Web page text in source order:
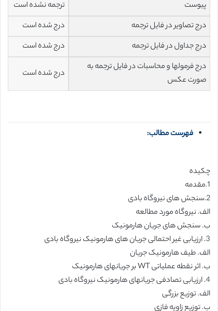
پیوست
ترجمه نشده است
درج تصاویر در فایل ترجمه
درج شده است
درج جداول در فایل ترجمه
درج شده است
درج فرمولها و محاسبات در فایل ترجمه به
صورت عکس
درج شده است
فهرست مطالب:
چکیده
1.مقدمه
2.سنجش های نیروگاه بادی
الف. نیروگاه مورد مطالعه
ب. سنجش های جریان هارمونیک
3. ارزیابی غیر احتمالی جریان های هارمونیک نیروگاه بادی
الف. طیف هارمونیک جریان
ب. اثر نقطه عملیاتی WT بر جریانهای هارمونیک
4. ارزیابی تصادفی جریانهای هارمونیک نیروگاه بادی
الف. توزیع بزرگی
ب. توزیع زاویه فازی